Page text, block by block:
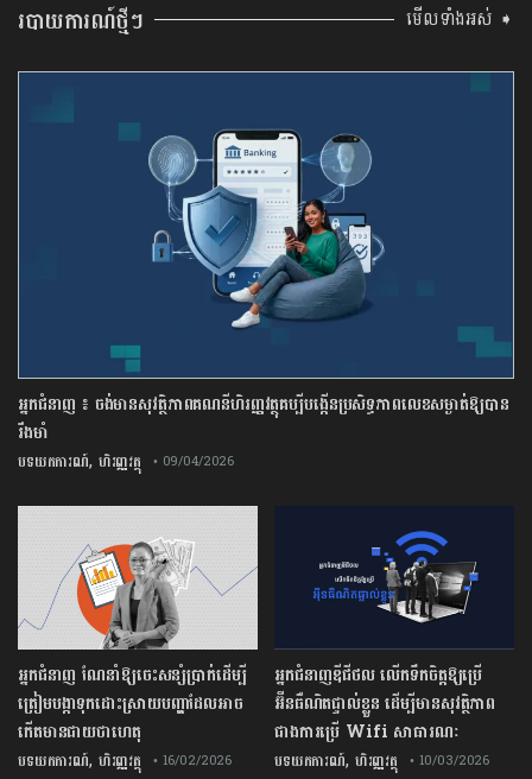
របាយការណ៍ថ្មីៗ មើលទាំងអស់ ➧
អ្នកជំនាញ ៖ ចង់មានសុវត្ថិភាពគណនីហិរញ្ញវត្ថុគប្បីបង្កើនប្រសិទ្ធភាពលេខសម្ងាត់ឱ្យបាន
រឹងមាំ
បទយកការណ៍, ហិរញ្ញវត្ថុ • 09/04/2026
អ្នកជំនាញឌីជីថល លើកទឹកចិត្តឱ្យប្រើ
អ៊ីនធឺណិតផ្ទាល់ខ្លួន ដើម្បីមានសុវត្ថិភាព
ជាងការប្រើ Wifi​ សាធារណៈ
បទយកការណ៍, ហិរញ្ញវត្ថុ • 10/03/2026
អ្នកជំនាញ ណែនាំឱ្យចេះសន្សំប្រាក់ដើម្បី
ត្រៀមបង្កាទុកដោះស្រាយបញ្ហាដែលអាច
កើតមានជាយថាហេតុ
បទយកការណ៍, ហិរញ្ញវត្ថុ • 16/02/2026